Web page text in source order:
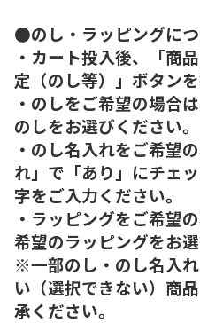
●のし・ラッピングに
・カート投入後、「商
定（のし等）」ボタンを
・のしをご希望の場合
のしをお選びください。
・のし名入れをご希望
れ」で「あり」にチェ
字をご入力ください。
・ラッピングをご希望
希望のラッピングをお選
※一部のし・のし名入
い（選択できない）商
承ください。